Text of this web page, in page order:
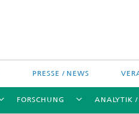
PRESSE / NEWS
FORSCHUNG ANALYTIK /